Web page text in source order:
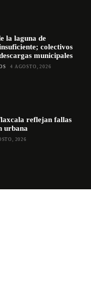
la laguna de
colectivos
municipales
4 AGOSTO, 2026
reflejan fallas
urbana
2026